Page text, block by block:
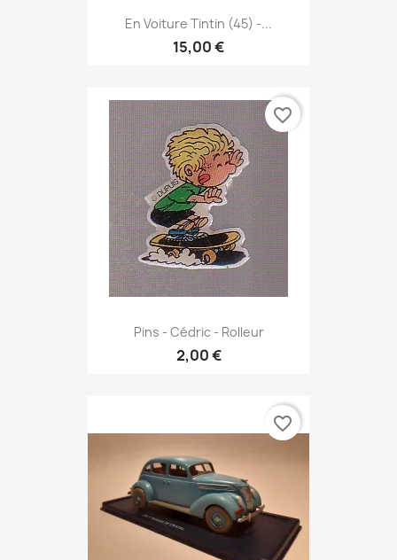
En Voiture Tintin (45) -...
15,00 €
Pins - Cédric - Rolleur
2,00 €
favorite_border
favorite_border